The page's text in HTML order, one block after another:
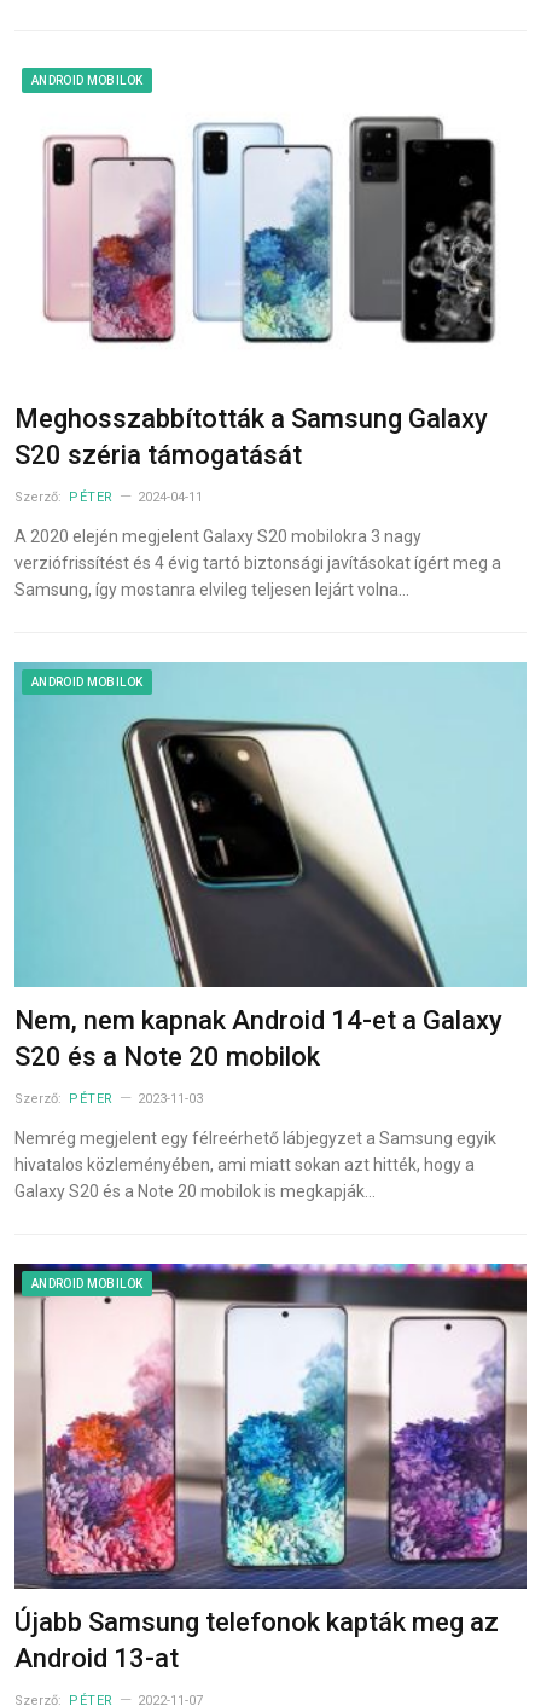
ANDROID MOBILOK
Meghosszabbították a Samsung Galaxy
S20 széria támogatását
Szerző: PÉTER 2024-04-11
A 2020 elején megjelent Galaxy S20 mobilokra 3 nagy
verziófrissítést és 4 évig tartó biztonsági javításokat ígért meg a
Samsung, így mostanra elvileg teljesen lejárt volna…
ANDROID MOBILOK
Nem, nem kapnak Android 14-et a Galaxy
S20 és a Note 20 mobilok
Szerző: PÉTER 2023-11-03
Nemrég megjelent egy félreérhető lábjegyzet a Samsung egyik
hivatalos közleményében, ami miatt sokan azt hitték, hogy a
Galaxy S20 és a Note 20 mobilok is megkapják…
ANDROID MOBILOK
Újabb Samsung telefonok kapták meg az
Android 13-at
Szerző: PÉTER 2022-11-07